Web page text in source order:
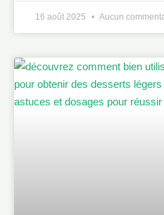
16 août 2025 Aucun